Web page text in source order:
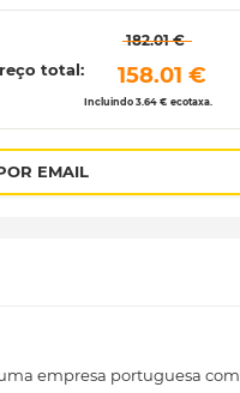
total:
182.01 €
158.01 €
Incluindo 3.64 € ecotaxa.
EMAIL
empresa portuguesa com